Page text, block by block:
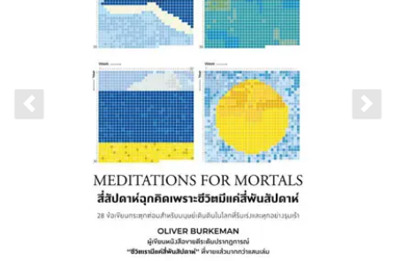
Previous slide